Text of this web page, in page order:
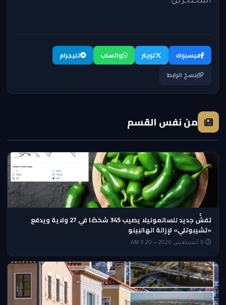
فيسبوك تويتر واتساب
تليجرام
نسخ الرابط
من نفس القسم
تفشٍّ جديد للسالمونيلا يصيب 345 شخصًا في 27 ولاية ويدفع
«تشيبوتلي» لإزالة الهالبينو